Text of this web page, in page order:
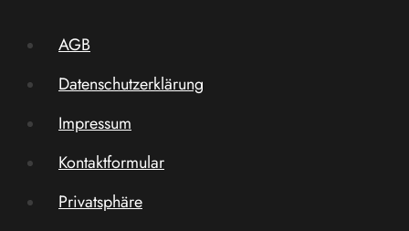
AGB
Datenschutzerklärung
Impressum
Kontaktformular
Privatsphäre